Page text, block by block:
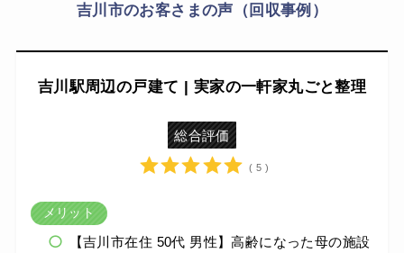
吉川市のお客さまの声（回収事例）
吉川駅周辺の戸建て | 実家の一軒家丸ごと整理
総合評価
( 5 )
メリット
【吉川市在住 50代 男性】高齢になった母の施設